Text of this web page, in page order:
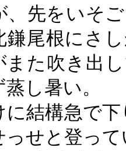
、先をいそ
鎌尾根にさ
また吹き出
し暑い。
結構急で下
っせと登っ